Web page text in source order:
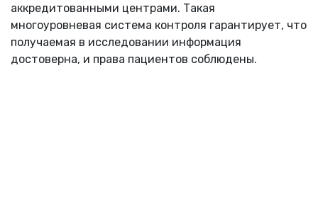
аккредитованными центрами. Такая
многоуровневая система контроля гарантирует, что
получаемая в исследовании информация
достоверна, и права пациентов соблюдены.